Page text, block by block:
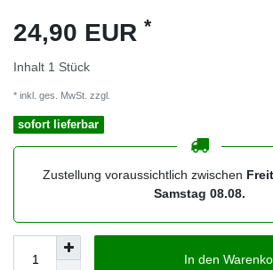
24,90 EUR *
Inhalt 1 Stück
* inkl. ges. MwSt. zzgl.
sofort lieferbar
Zustellung voraussichtlich zwischen
Samstag 08.08.
In den